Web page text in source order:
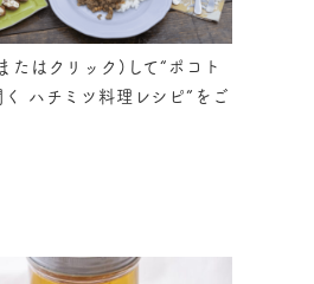
はクリック)して“ポコト
ハチミツ料理レシピ”をご